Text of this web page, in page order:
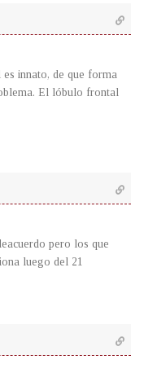
innato, de que forma
El lóbulo frontal
pero los que
luego del 21